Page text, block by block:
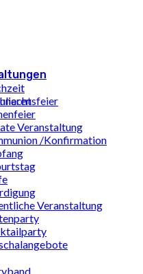
Veranstaltung
/Konfirmation
Veranstaltung